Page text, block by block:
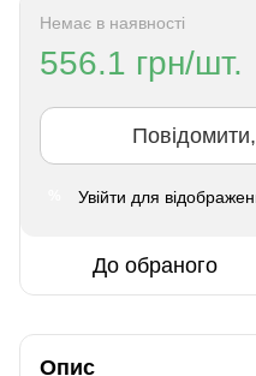
Немає в наявності
556.1 грн/шт.
Увійти для
До обраного
Опис